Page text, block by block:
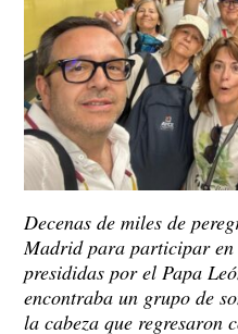
Decenas de miles de
Madrid para participar
presididas por el Papa
encontraba un grupo de
la cabeza que regresaron